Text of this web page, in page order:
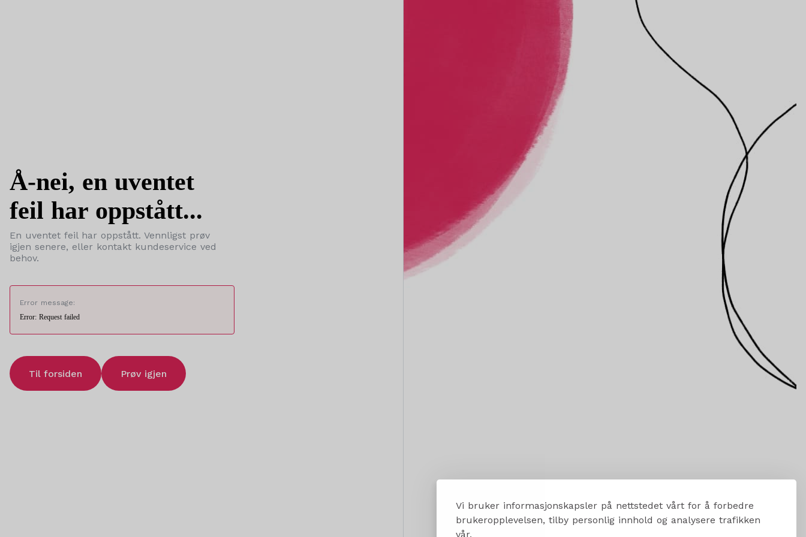
Vi bruker informasjonskapsler på nettstedet vårt for å forbedre
brukeropplevelsen, tilby personlig innhold og analysere trafikken
vår.
Å-nei, en uventet
feil har oppstått...
En uventet feil har oppstått. Vennligst prøv
igjen senere, eller kontakt kundeservice ved
behov.
Error message:
Error: Request failed
Til forsiden Prøv igjen